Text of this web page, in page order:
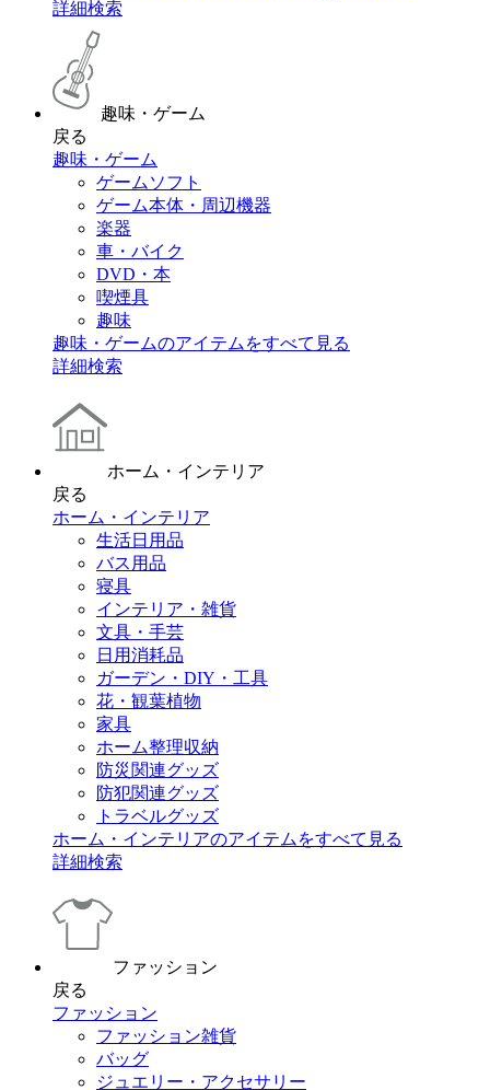
詳細検索
趣味・ゲーム
戻る
趣味・ゲーム
ゲームソフト
ゲーム本体・周辺機器
楽器
車・バイク
DVD・本
喫煙具
趣味
趣味・ゲームのアイテムをすべて見る
詳細検索
ホーム・インテリア
戻る
ホーム・インテリア
生活日用品
バス用品
寝具
インテリア・雑貨
文具・手芸
日用消耗品
ガーデン・DIY・工具
花・観葉植物
家具
ホーム整理収納
防災関連グッズ
防犯関連グッズ
トラベルグッズ
ホーム・インテリアのアイテムをすべて見る
詳細検索
ファッション
戻る
ファッション
ファッション雑貨
バッグ
ジュエリー・アクセサリー